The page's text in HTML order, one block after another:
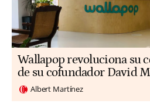
Wallapop revoluciona su
de su cofundador David
Albert Martínez